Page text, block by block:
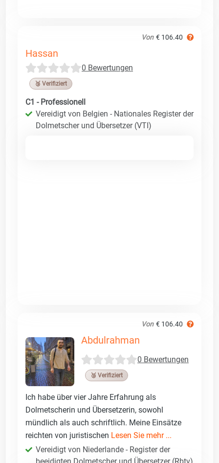
Von € 106.40
Hassan
0 Bewertungen
🥉 Verifiziert
C1 - Professionell
Vereidigt von Belgien - Nationales Register der
Dolmetscher und Übersetzer (VTI)
Von € 106.40
Abdulrahman
0 Bewertungen
🥉 Verifiziert
Ich habe über vier Jahre Erfahrung als
Dolmetscherin und Übersetzerin, sowohl
mündlich als auch schriftlich. Meine Einsätze
reichten von juristischen Lesen Sie mehr ...
Vereidigt von Niederlande - Register der